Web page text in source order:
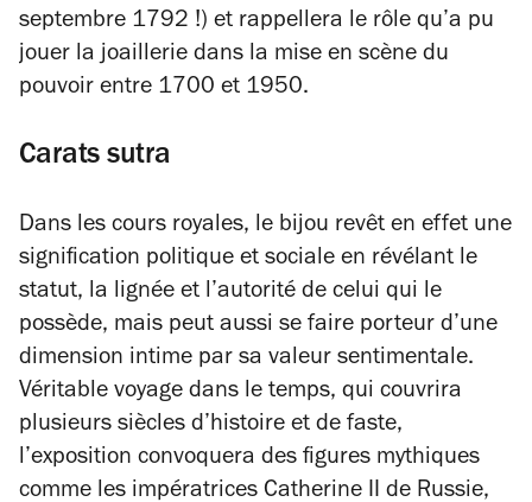
septembre 1792 !) et rappellera le rôle qu’a pu
jouer la joaillerie dans la mise en scène du
pouvoir entre 1700 et 1950.
Carats sutra
Dans les cours royales, le bijou revêt en effet une
signification politique et sociale en révélant le
statut, la lignée et l’autorité de celui qui le
possède, mais peut aussi se faire porteur d’une
dimension intime par sa valeur sentimentale.
Véritable voyage dans le temps, qui couvrira
plusieurs siècles d’histoire et de faste,
l’exposition convoquera des figures mythiques
comme les impératrices Catherine II de Russie,